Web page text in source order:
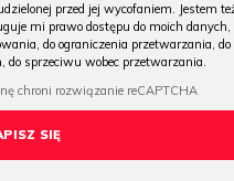
przed jej wycofaniem. Jestem
mi prawo dostępu do moich danych,
do ograniczenia przetwarzania, do
do sprzeciwu wobec przetwarzania.